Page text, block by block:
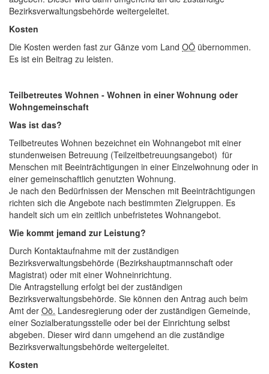
Bezirksverwaltungsbehörde weitergeleitet.
Kosten
Die Kosten werden fast zur Gänze vom Land OÖ übernommen.
Es ist ein Beitrag zu leisten.
Teilbetreutes Wohnen - Wohnen in einer Wohnung oder
Wohngemeinschaft
Was ist das?
Teilbetreutes Wohnen bezeichnet ein Wohnangebot mit einer
stundenweisen Betreuung (Teilzeitbetreuungsangebot) für
Menschen mit Beeinträchtigungen in einer Einzelwohnung oder in
einer gemeinschaftlich genutzten Wohnung.
Je nach den Bedürfnissen der Menschen mit Beeinträchtigungen
richten sich die Angebote nach bestimmten Zielgruppen. Es
handelt sich um ein zeitlich unbefristetes Wohnangebot.
Wie kommt jemand zur Leistung?
Durch Kontaktaufnahme mit der zuständigen
Bezirksverwaltungsbehörde (Bezirkshauptmannschaft oder
Magistrat) oder mit einer Wohneinrichtung.
Die Antragstellung erfolgt bei der zuständigen
Bezirksverwaltungsbehörde. Sie können den Antrag auch beim
Amt der Oö. Landesregierung oder der zuständigen Gemeinde,
einer Sozialberatungsstelle oder bei der Einrichtung selbst
abgeben. Dieser wird dann umgehend an die zuständige
Bezirksverwaltungsbehörde weitergeleitet.
Kosten